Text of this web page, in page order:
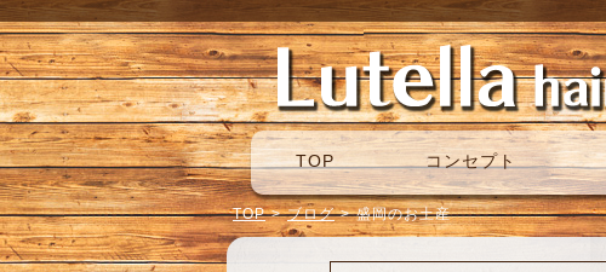
TOP コンセプト
TOP > ブログ > 盛岡のお土産